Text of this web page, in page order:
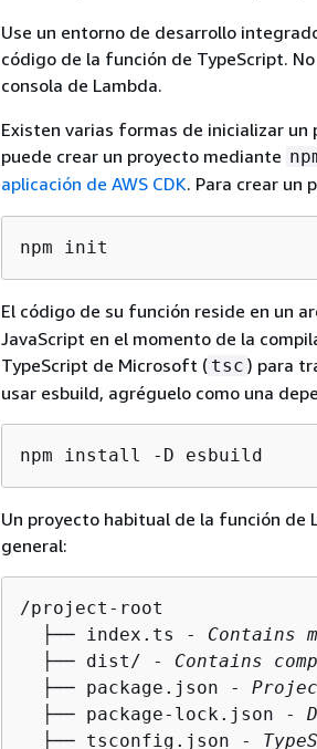
Use un entorno de desarrollo
código de la función de TypeScript.
consola de Lambda.
Existen varias formas de inicializar un
puede crear un proyecto mediante
aplicación de AWS CDK. Para crear un
npm init
El código de su función reside en un
JavaScript en el momento de la
TypeScript de Microsoft ( tsc ) para
usar esbuild, agréguelo como una
npm install -D esbuild
Un proyecto habitual de la función de
general:
/project-root
  ├── index.ts -
Contains
  ├── dist/ -
Contains
  ├── package.json -
  ├── package-lock.json -
  ├── tsconfig.json -